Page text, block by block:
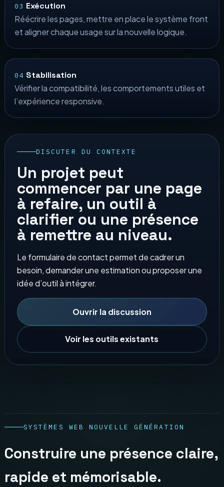
03 Exécution
Réécrire les pages, mettre en place le système front
et aligner chaque usage sur la nouvelle logique.
04 Stabilisation
Vérifier la compatibilité, les comportements utiles et
l’expérience responsive.
DISCUTER DU CONTEXTE
Un projet peut
commencer par une page
à refaire, un outil à
clarifier ou une présence
à remettre au niveau.
Le formulaire de contact permet de cadrer un
besoin, demander une estimation ou proposer une
idée d’outil à intégrer.
Ouvrir la discussion
Voir les outils existants
SYSTÈMES WEB NOUVELLE GÉNÉRATION
Construire une présence claire,
rapide et mémorisable.